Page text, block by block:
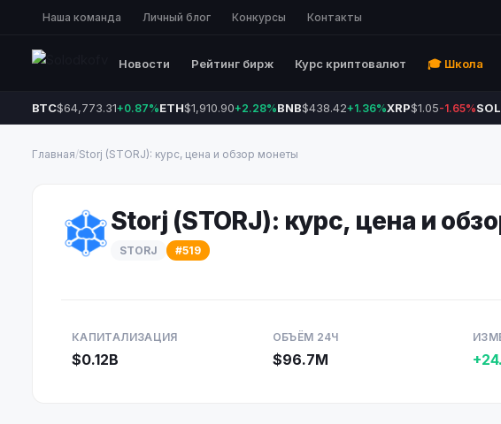
Наша команда Личный блог Конкурсы Контакты
Новости Рейтинг бирж Курс криптовалют 🎓 Школа
BTC$64,773.31+0.87%ETH$1,910.90+2.28%BNB$438.42+1.36%XRP$1.05-1.65%SOL
Главная/Storj (STORJ): курс, цена и обзор монеты
Storj (STORJ): курс, цена и
STORJ #519
КАПИТАЛИЗАЦИЯ
$0.12B
ОБЪЁМ 24Ч
$96.7M